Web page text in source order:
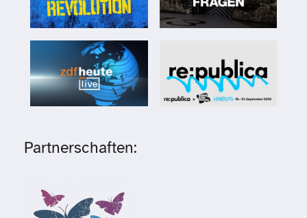
Partnerschaften: